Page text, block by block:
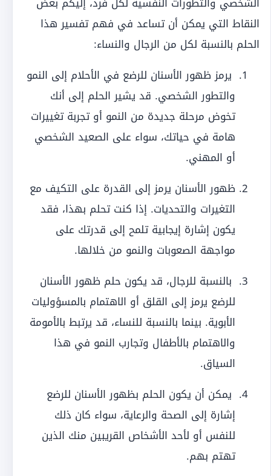
النقاط التي يمكن أن تساعد في فهم تفسير هذا
الحلم بالنسبة لكل من الرجال والنساء:
يرمز ظهور الأسنان للرضع في الأحلام إلى النمو
والتطور الشخصي. قد يشير الحلم إلى أنك
تخوض مرحلة جديدة من النمو أو تجربة تغييرات
هامة في حياتك، سواء على الصعيد الشخصي
أو المهني.
ظهور الأسنان يرمز إلى القدرة على التكيف مع
التغيرات والتحديات. إذا كنت تحلم بهذا، فقد
يكون إشارة إيجابية تلمح إلى قدرتك على
مواجهة الصعوبات والنمو من خلالها.
بالنسبة للرجال، قد يكون حلم ظهور الأسنان
للرضع يرمز إلى القلق أو الاهتمام بالمسؤوليات
الأبوية. بينما بالنسبة للنساء، قد يرتبط بالأمومة
والاهتمام بالأطفال وتجارب النمو في هذا
السياق.
يمكن أن يكون الحلم بظهور الأسنان للرضع
إشارة إلى الصحة والرعاية، سواء كان ذلك
للنفس أو لأحد الأشخاص القريبين منك الذين
تهتم بهم.